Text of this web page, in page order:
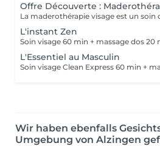
Offre Découverte :
L'instant Zen
L'Essentiel au Masculin
Wir haben ebenfalls
Umgebung von Alzingen